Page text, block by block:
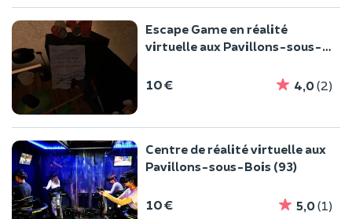
Escape Game en réalité
virtuelle aux Pavillons-sous-
10 € 4,0(2)
Centre de réalité virtuelle aux
Pavillons-sous-Bois (93)
10 € 5,0(1)